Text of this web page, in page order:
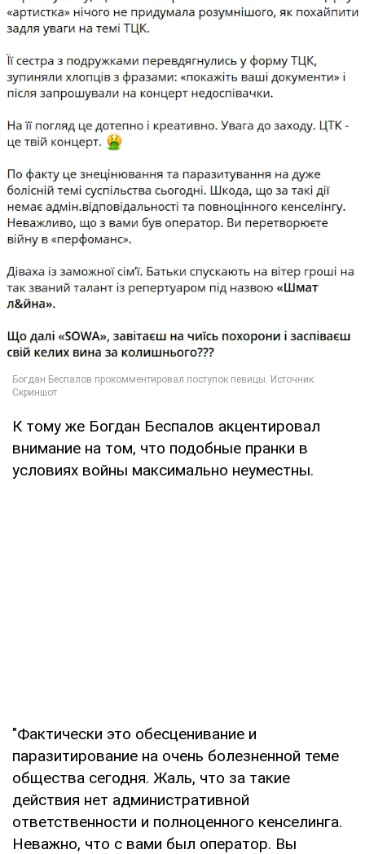
К тому же Богдан Беспалов акцентировал
внимание на том, что подобные пранки в
условиях войны максимально неуместны.
"Фактически это обесценивание и
паразитирование на очень болезненной теме
общества сегодня. Жаль, что за такие
действия нет административной
ответственности и полноценного кенселинга.
Неважно, что с вами был оператор. Вы